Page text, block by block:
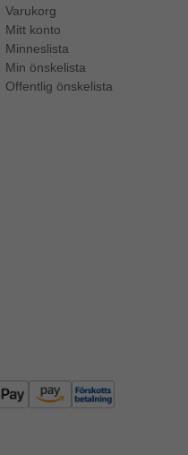
Varukorg
Mitt konto
Minneslista
Min önskelista
Offentlig önskelista